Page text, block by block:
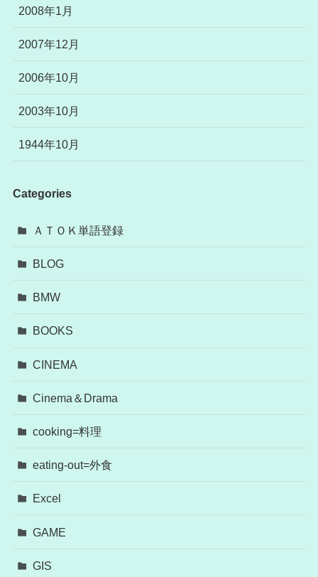
2008年1月
2007年12月
2006年10月
2003年10月
1944年10月
Categories
ＡＴＯＫ単語登録
BLOG
BMW
BOOKS
CINEMA
Cinema＆Drama
cooking=料理
eating-out=外食
Excel
GAME
GIS